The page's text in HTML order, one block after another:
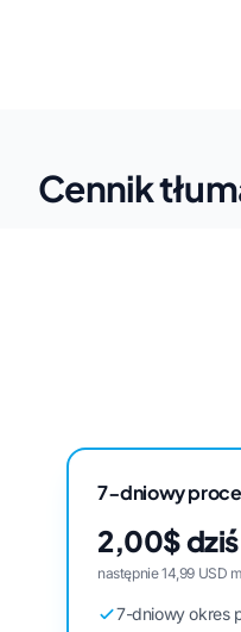
Cennik
7-dniowy
2,00$ dziś
następnie 14,99 USD
7-dniowy okres